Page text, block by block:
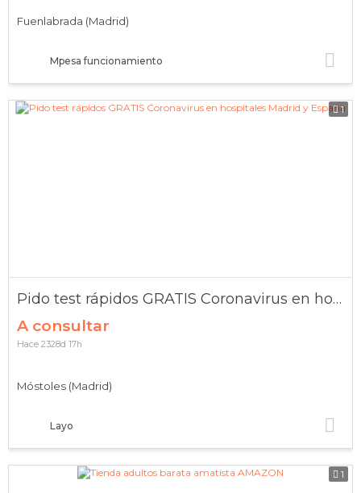
Mpesa funcionamiento
Fuenlabrada (Madrid)
1
Pido test rápidos GRATIS Coronavirus en hospitales Madrid y España
A consultar
Layo
Móstoles (Madrid)
Hace 2328d 17h
1